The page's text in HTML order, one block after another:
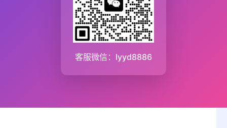
客服微信：lyyd8886